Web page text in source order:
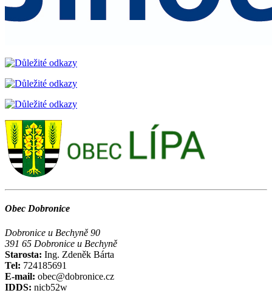
Obec Dobronice
Dobronice u Bechyně 90
391 65 Dobronice u Bechyně
Starosta: Ing. Zdeněk Bárta
Tel: 724185691
E-mail: obec@dobronice.cz
IDDS: nicb52w